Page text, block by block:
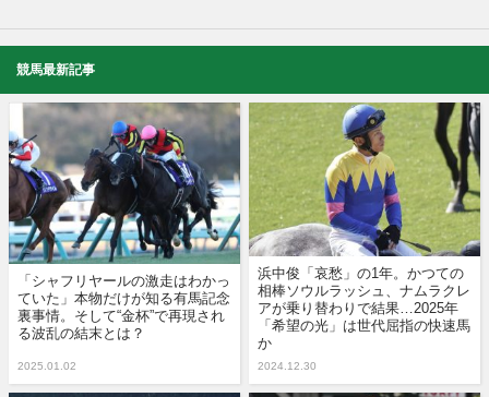
競馬最新記事
「シャフリヤールの激走はわかっ
ていた」本物だけが知る有馬記念
裏事情。そして“金杯”で再現され
る波乱の結末とは？
2025.01.02
浜中俊「哀愁」の1年。かつての
相棒ソウルラッシュ、ナムラクレ
アが乗り替わりで結果…2025年
「希望の光」は世代屈指の快速馬
か
2024.12.30